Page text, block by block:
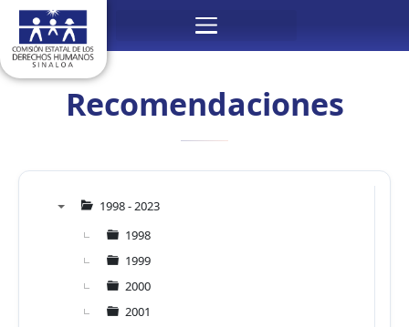
Menú
contenido
Recomendaciones
1998 - 2023
1998
1999
2000
2001